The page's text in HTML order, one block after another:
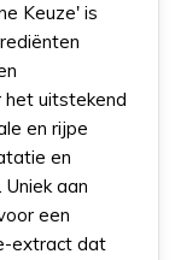
Keuze' is
uitstekend
en rijpe
en
aan
een
extract dat